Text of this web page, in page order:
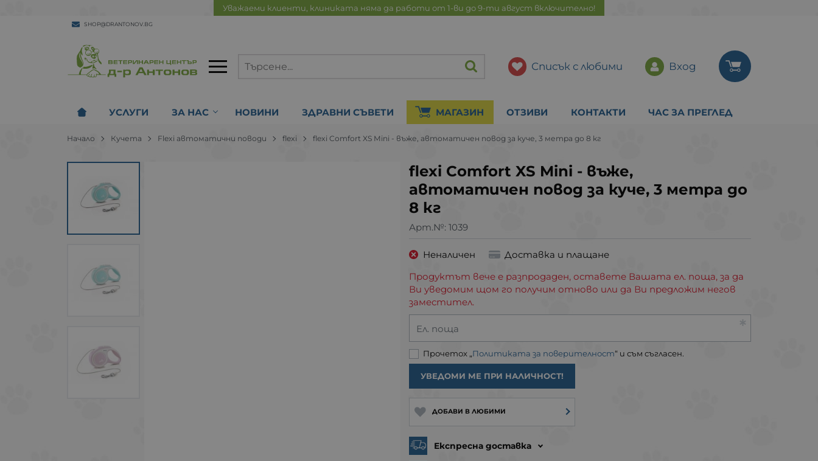
Уважаеми клиенти, клиниката няма да работи от 1-ви до 9-ти август включително!
SHOP@DRANTONOV.BG
Списък с любими Вход
УСЛУГИ ЗА НАС НОВИНИ ЗДРАВНИ СЪВЕТИ МАГАЗИН ОТЗИВИ КОНТАКТИ ЧАС ЗА ПРЕГЛЕД
Начало Кучета Flexi автоматични поводи flexi flexi Comfort XS Mini - въже, автоматичен повод за куче, 3 метра до 8 кг
flexi Comfort XS Mini - въже,
автоматичен повод за куче, 3 метра до
8 кг
Арт.№: 1039
Неналичен
Доставка и плащане
Продуктът вече е разпродаден, оставете Вашата ел. поща, за да
Ви уведомим щом го получим отново или да Ви предложим негов
заместител.
Ел. поща
Прочетох „Политиката за поверителност“ и съм съгласен.
УВЕДОМИ МЕ ПРИ НАЛИЧНОСТ!
ДОБАВИ В ЛЮБИМИ
Експресна доставка